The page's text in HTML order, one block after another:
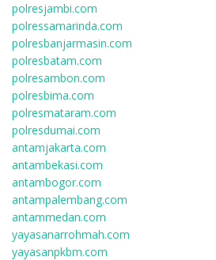
polresjambi.com
polressamarinda.com
polresbanjarmasin.com
polresbatam.com
polresambon.com
polresbima.com
polresmataram.com
polresdumai.com
antamjakarta.com
antambekasi.com
antambogor.com
antampalembang.com
antammedan.com
yayasanarrohmah.com
yayasanpkbm.com